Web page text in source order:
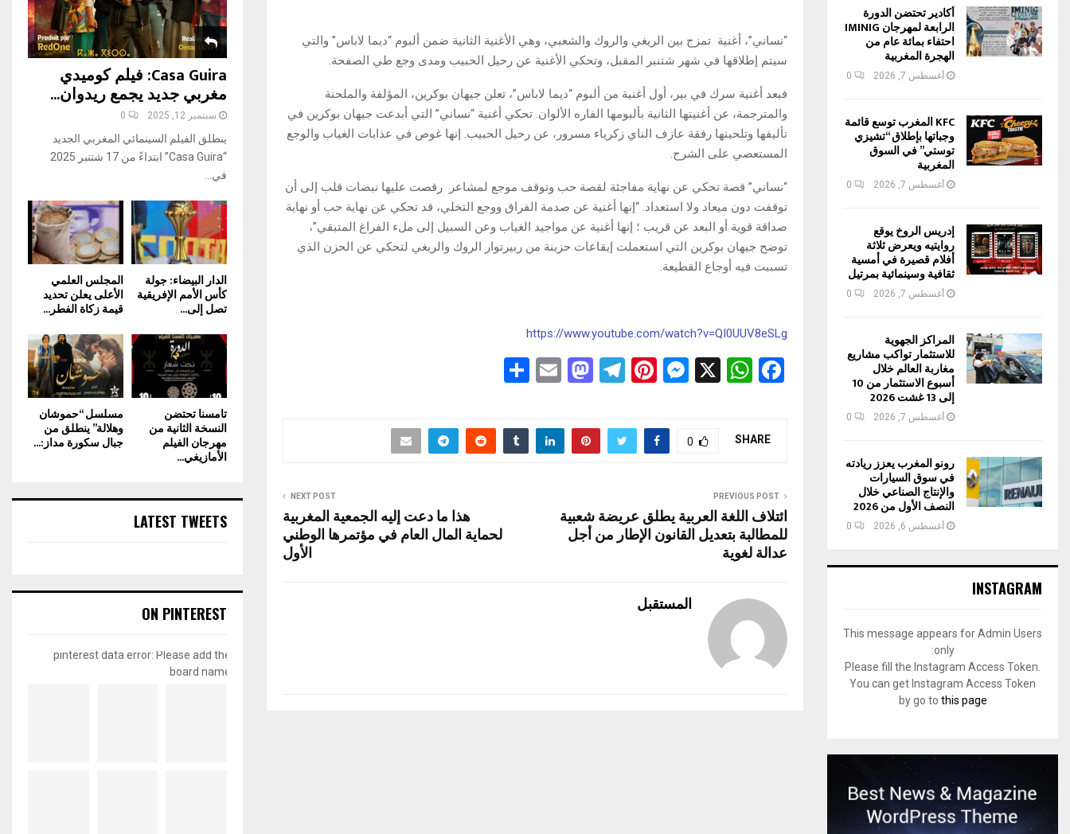
“نساني”، أغنية تمزج بين الريغي والروك والشعبي، وهي الأغنية الثانية ضمن ألبوم “ديما لاباس” والتي
سيتم إطلاقها في شهر شتنبر المقبل، وتحكي الأغنية عن رحيل الحبيب ومدى وجع طي الصفحة.
فبعد أغنية سرك في بير، أول أغنية من ألبوم “ديما لاباس”، تعلن جيهان بوكرين، المؤلفة والملحنة
والمترجمة، عن أغنيتها الثانية بألبومها الفاره الألوان. تحكي أغنية “نساني” التي أبدعت جيهان بوكرين في
تأليفها وتلحينها رفقة عازف الناي زكرياء مسرور، عن رحيل الحبيب. إنها غوص في عذابات الغياب والوجع
المستعصي على الشرح.
“نساني” قصة تحكي عن نهاية مفاجئة لقصة حب وتوقف موجع لمشاعر رقصت عليها نبضات قلب إلى أن
توقفت دون ميعاد ولا استعداد. “إنها أغنية عن صدمة الفراق ووجع التخلي، قد تحكي عن نهاية حب أو نهاية
صداقة قوية أو البعد عن قريب ؛ إنها أغنية عن مواجيد الغياب وعن السبيل إلى ملء الفراغ المتبقي”،
توضح جيهان بوكرين التي استعملت إيقاعات حزينة من ربيرتوار الروك والريغي لتحكي عن الحزن الذي
تسببت فيه أوجاع القطيعة.
https://www.youtube.com/watch?v=QI0UUV8eSLg
F
b
o
k
W
p
p
X
M
se
n
Pi
er
es
T
e
gr
M
st
o
n
E
ail
ar
e
SHARE
0
PREVIOUS POST
ائتلاف اللغة العربية يطلق عريضة شعبية
للمطالبة بتعديل القانون الإطار من أجل
عدالة لغوية
NEXT POST
هذا ما دعت إليه الجمعية المغربية
لحماية المال العام في مؤتمرها الوطني
الأول
المستقبل
أكادير تحتضن الدورة
الرابعة لمهرجان IMINIG
احتفاء بمائة عام من
الهجرة المغربية
أغسطس 7, 2026 0
KFC المغرب توسع قائمة
وجباتها بإطلاق “تشيزي
توستي” في السوق
المغربية
أغسطس 7, 2026 0
إدريس الروخ يوقع
روايتيه ويعرض ثلاثة
أفلام قصيرة في أمسية
ثقافية وسينمائية بمرتيل
أغسطس 7, 2026 0
المراكز الجهوية
للاستثمار تواكب مشاريع
مغاربة العالم خلال
أسبوع الاستثمار من 10
إلى 13 غشت 2026
أغسطس 7, 2026 0
رونو المغرب يعزز ريادته
في سوق السيارات
والإنتاج الصناعي خلال
النصف الأول من 2026
أغسطس 6, 2026 0
INSTAGRAM
This message appears for Admin Users
only:
Please fill the Instagram Access Token.
You can get Instagram Access Token
by go to this page
Casa Guira: فيلم كوميدي
مغربي جديد يجمع ريدوان...
سبتمبر 12, 2025 0
ينطلق الفيلم السينمائي المغربي الجديد
“Casa Guira” ابتداءً من 17 شتنبر 2025
في...
المجلس العلمي
الأعلى يعلن تحديد
قيمة زكاة الفطر...
الدار البيضاء: جولة
كأس الأمم الإفريقية
تصل إلى...
مسلسل “حموشان
وهلالة” ينطلق من
جبال سكورة مداز:...
تامسنا تحتضن
النسخة الثانية من
مهرجان الفيلم
الأمازيغي...
LATEST TWEETS
ON PINTEREST
pinterest data error: Please add the
board name